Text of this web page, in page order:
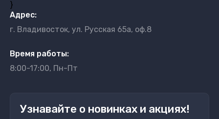
}
Адрес:
г. Владивосток, ул. Русская 65а, оф.8
Время работы:
8:00-17:00, Пн-Пт
Узнавайте о новинках и акциях!